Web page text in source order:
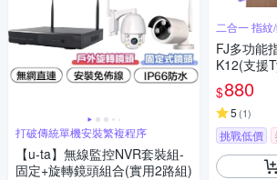
打破傳統單機安裝繁複程序
【u-ta】無線監控NVR套裝組-
固定+旋轉鏡頭組合(實用2路組)
二合一 指
FJ多功能
K12(支援
$880
5 (1)
挑戰低價